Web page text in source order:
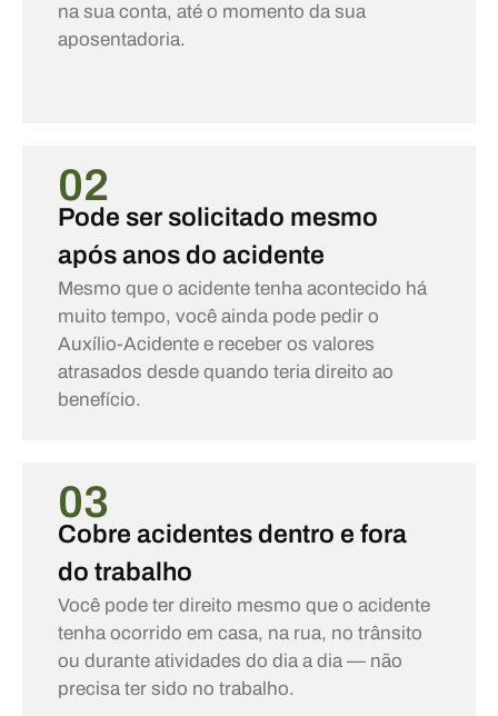
na sua conta, até o momento da sua
aposentadoria.
02
Pode ser solicitado mesmo
após anos do acidente
Mesmo que o acidente tenha acontecido há
muito tempo, você ainda pode pedir o
Auxílio-Acidente e receber os valores
atrasados desde quando teria direito ao
benefício.
03
Cobre acidentes dentro e fora
do trabalho
Você pode ter direito mesmo que o acidente
tenha ocorrido em casa, na rua, no trânsito
ou durante atividades do dia a dia — não
precisa ter sido no trabalho.